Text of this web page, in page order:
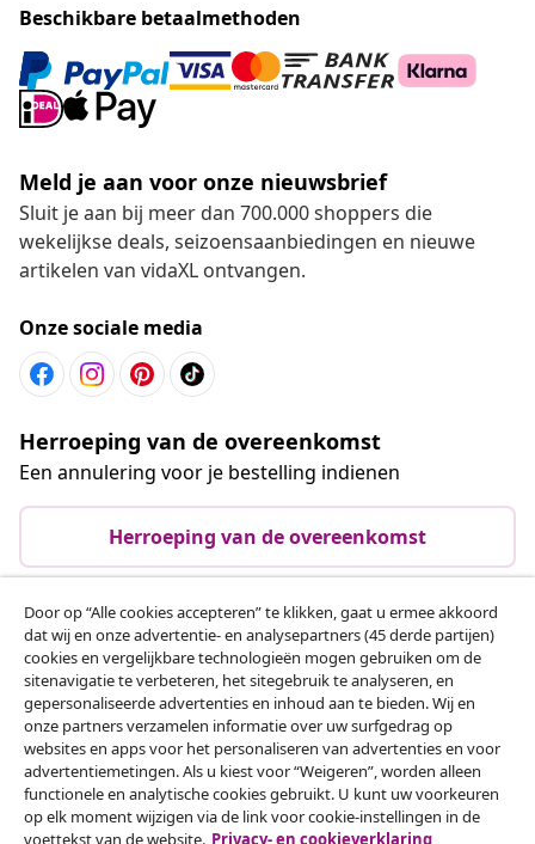
Beschikbare betaalmethoden
Meld je aan voor onze nieuwsbrief
Sluit je aan bij meer dan 700.000 shoppers die
wekelijkse deals, seizoensaanbiedingen en nieuwe
artikelen van vidaXL ontvangen.
Onze sociale media
Herroeping van de overeenkomst
Een annulering voor je bestelling indienen
Herroeping van de overeenkomst
Klantenservice
Zakelijk
vidaXL
Door op “Alle cookies accepteren” te klikken, gaat u ermee akkoord
dat wij en onze advertentie- en analysepartners (45 derde partijen)
cookies en vergelijkbare technologieën mogen gebruiken om de
sitenavigatie te verbeteren, het sitegebruik te analyseren, en
gepersonaliseerde advertenties en inhoud aan te bieden. Wij en
onze partners verzamelen informatie over uw surfgedrag op
websites en apps voor het personaliseren van advertenties en voor
advertentiemetingen. Als u kiest voor “Weigeren”, worden alleen
functionele en analytische cookies gebruikt. U kunt uw voorkeuren
op elk moment wijzigen via de link voor cookie-instellingen in de
voettekst van de website. Privacy- en cookieverklaring